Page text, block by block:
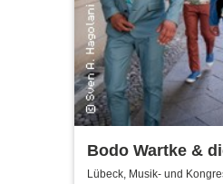
Bodo Wartke &
Lübeck, Musik- und